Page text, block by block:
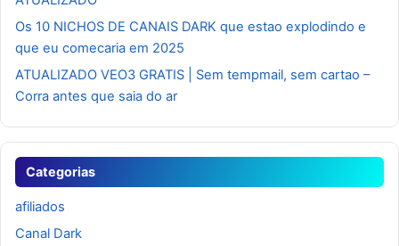
Os 10 NICHOS DE CANAIS DARK que estao explodindo e
que eu comecaria em 2025
ATUALIZADO VEO3 GRATIS | Sem tempmail, sem cartao –
Corra antes que saia do ar
Categorias
afiliados
Canal Dark